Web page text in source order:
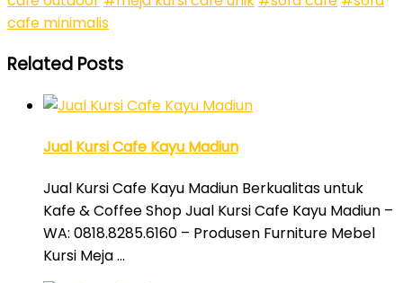
cafe minimalis
Related Posts
Jual Kursi Cafe Kayu Madiun
Jual Kursi Cafe Kayu Madiun Berkualitas untuk
Kafe & Coffee Shop Jual Kursi Cafe Kayu Madiun –
WA: 0818.8285.6160 – Produsen Furniture Mebel
Kursi Meja …